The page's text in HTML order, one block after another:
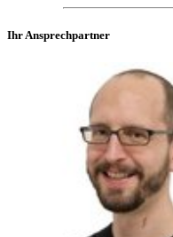
Ihr Ansprechpartner